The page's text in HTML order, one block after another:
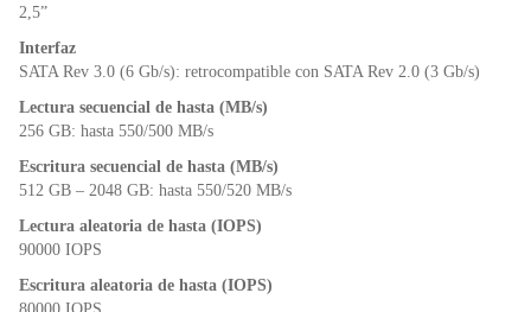
2,5”
Interfaz
SATA Rev 3.0 (6 Gb/s): retrocompatible con SATA Rev 2.0 (3 Gb/s)
Lectura secuencial de hasta (MB/s)
256 GB: hasta 550/500 MB/s
Escritura secuencial de hasta (MB/s)
512 GB – 2048 GB: hasta 550/520 MB/s
Lectura aleatoria de hasta (IOPS)
90000 IOPS
Escritura aleatoria de hasta (IOPS)